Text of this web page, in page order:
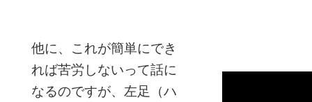
他に、これが簡単にでき
れば苦労しないって話に
なるのですが、左足（ハ